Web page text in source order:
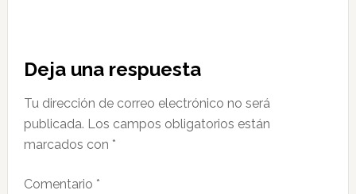
Interacciones
con
los
lectores
Deja una respuesta
Tu dirección de correo electrónico no será
publicada. Los campos obligatorios están
marcados con *
Comentario *